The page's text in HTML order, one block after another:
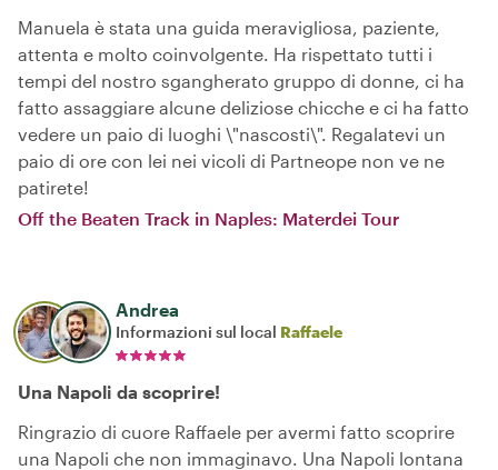
Manuela è stata una guida meravigliosa, paziente,
attenta e molto coinvolgente. Ha rispettato tutti i
tempi del nostro sgangherato gruppo di donne, ci ha
fatto assaggiare alcune deliziose chicche e ci ha fatto
vedere un paio di luoghi \"nascosti\". Regalatevi un
paio di ore con lei nei vicoli di Partneope non ve ne
patirete!
Off the Beaten Track in Naples: Materdei Tour
Andrea
Informazioni sul local Raffaele
Una Napoli da scoprire!
Ringrazio di cuore Raffaele per avermi fatto scoprire
una Napoli che non immaginavo. Una Napoli lontana